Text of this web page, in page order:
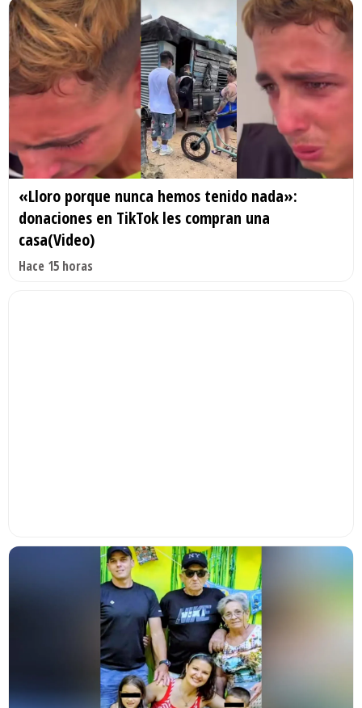
«Lloro porque nunca hemos tenido nada»:
donaciones en TikTok les compran una
casa(Video)
Hace 15 horas